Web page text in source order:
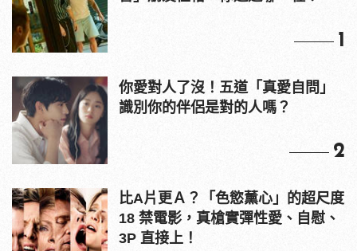
1
你愛對人了沒！五道「真愛自問」
識別你的伴侶是對的人嗎？
2
比A片更Ａ？「色慾薰心」的超尺度
18 禁電影，真槍實彈性愛、自慰、
3P 直接上！